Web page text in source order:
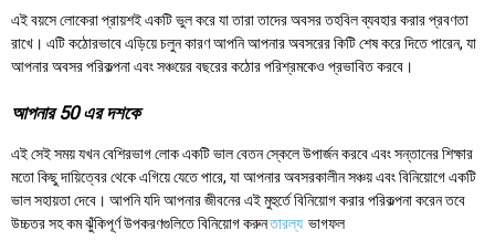
এই বয়সে লোকেরা প্রায়শই একটি ভুল করে যা তারা তাদের অবসর তহবিল ব্যবহার করার প্রবণতা
রাখে। এটি কঠোরভাবে এড়িয়ে চলুন কারণ আপনি আপনার অবসরের কিটি শেষ করে দিতে পারেন, যা
আপনার অবসর পরিকল্পনা এবং সঞ্চয়ের বছরের কঠোর পরিশ্রমকেও প্রভাবিত করবে।
আপনার 50 এর দশকে
এই সেই সময় যখন বেশিরভাগ লোক একটি ভাল বেতন স্কেলে উপার্জন করবে এবং সন্তানের শিক্ষার
মতো কিছু দায়িত্বের থেকে এগিয়ে যেতে পারে, যা আপনার অবসরকালীন সঞ্চয় এবং বিনিয়োগে একটি
ভাল সহায়তা দেবে। আপনি যদি আপনার জীবনের এই মুহুর্তে বিনিয়োগ করার পরিকল্পনা করেন তবে
উচ্চতর সহ কম ঝুঁকিপূর্ণ উপকরণগুলিতে বিনিয়োগ করুনতারল্য ভাগফল